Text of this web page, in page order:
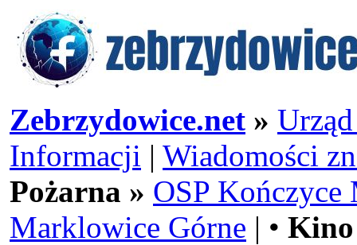
Zebrzydowice.net »
Informacji | Wiadomości
Pożarna » OSP Kończyce
Marklowice Górne | •